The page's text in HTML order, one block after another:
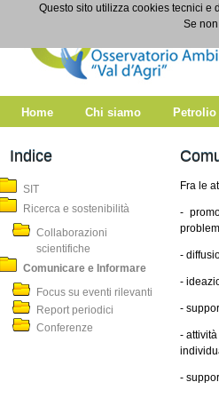
Comunicare e Informare
Home Chi siamo
Indice
SIT
Ricerca e sostenibilità
Collaborazioni
scientifiche
Comunicare e Informare
Focus su eventi rilevanti
Report periodici
Conferenze
Fra le
-
-
-
-
-
-
Questo sito utilizza cookies tecnici e
Se